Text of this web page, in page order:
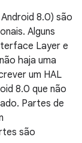
8.0) são
Alguns
Layer e
haja uma
um HAL
8.0 que não
Partes de
são